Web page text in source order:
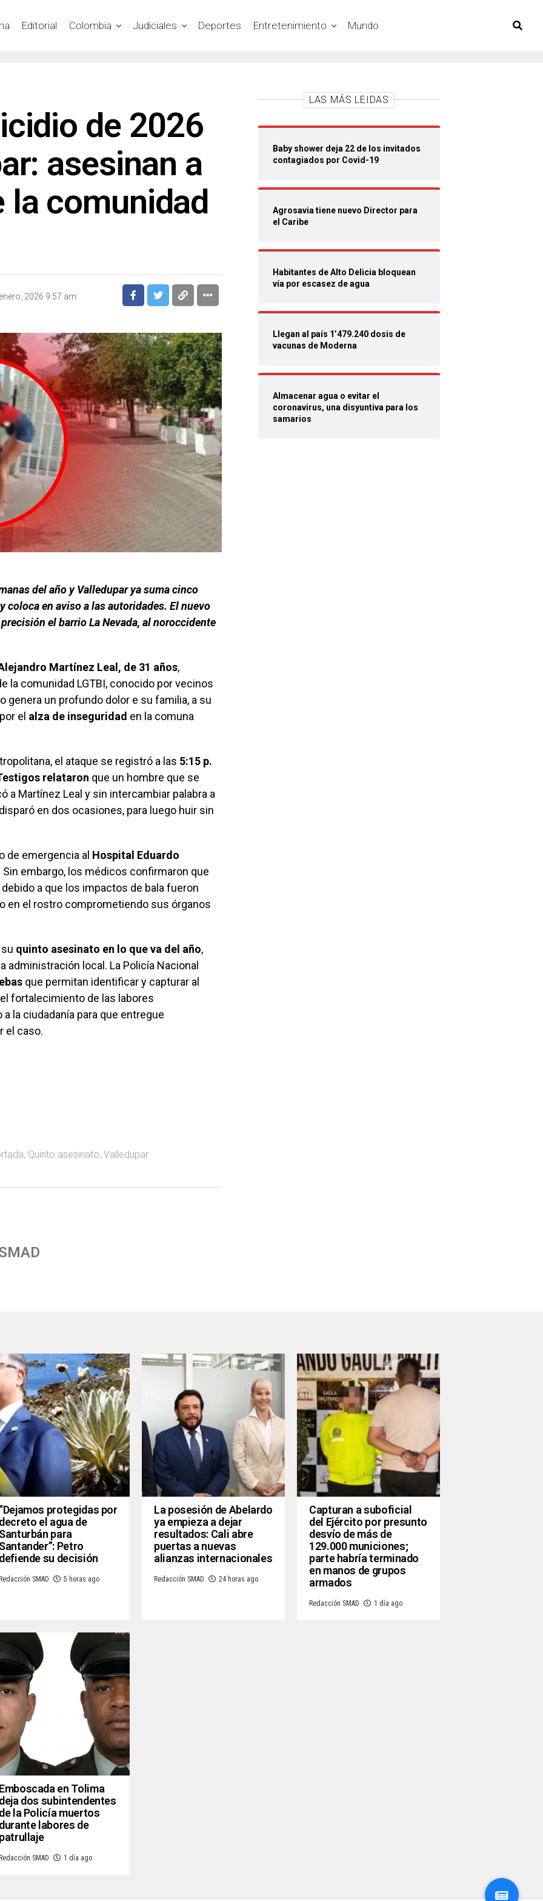
Editorial Colombia Judiciales Deportes Entretenimiento Mundo
de 2026
asesinan a
la comunidad
2026 9:57 am
del año y Valledupar ya suma cinco
coloca en aviso a las autoridades. El nuevo
el barrio La Nevada, al noroccidente
Martínez Leal, de 31 años,
la comunidad LGTBI, conocido por vecinos
genera un profundo dolor e su familia, a su
el alza de inseguridad en la comuna
el ataque se registró a las 5:15 p.
relataron que un hombre que se
a Martínez Leal y sin intercambiar palabra a
en dos ocasiones, para luego huir sin
de emergencia al Hospital Eduardo
Sin embargo, los médicos confirmaron que
debido a que los impactos de bala fueron
en el rostro comprometiendo sus órganos
quinto asesinato en lo que va del año,
administración local. La Policía Nacional
que permitan identificar y capturar al
fortalecimiento de las labores
la ciudadanía para que entregue
el caso.
, Quinto asesinato, Valledupar
LAS MÁS LEIDAS
Baby shower deja 22 de los invitados
contagiados por Covid-19
Agrosavia tiene nuevo Director para
el Caribe
Habitantes de Alto Delicia bloquean
vía por escasez de agua
Llegan al país 1’479.240 dosis de
vacunas de Moderna
Almacenar agua o evitar el
coronavirus, una disyuntiva para los
samarios
“Dejamos protegidas por
decreto el agua de
Santurbán para
Santander”: Petro
defiende su decisión
Redacción SMAD 5 horas ago
La posesión de Abelardo
ya empieza a dejar
resultados: Cali abre
puertas a nuevas
alianzas internacionales
Redacción SMAD 24 horas ago
Capturan a suboficial
del Ejército por presunto
desvío de más de
129.000 municiones;
parte habría terminado
en manos de grupos
armados
Redacción SMAD 1 día ago
Emboscada en Tolima
deja dos subintendentes
de la Policía muertos
durante labores de
patrullaje
Redacción SMAD 1 día ago